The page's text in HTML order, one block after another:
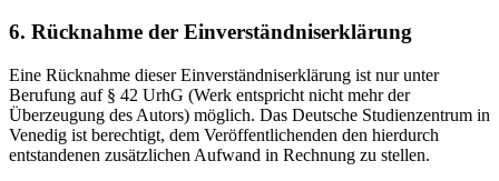
6. Rücknahme der Einverständniserklärung
Eine Rücknahme dieser Einverständniserklärung ist nur unter
Berufung auf § 42 UrhG (Werk entspricht nicht mehr der
Überzeugung des Autors) möglich. Das Deutsche Studienzentrum in
Venedig ist berechtigt, dem Veröffentlichenden den hierdurch
entstandenen zusätzlichen Aufwand in Rechnung zu stellen.